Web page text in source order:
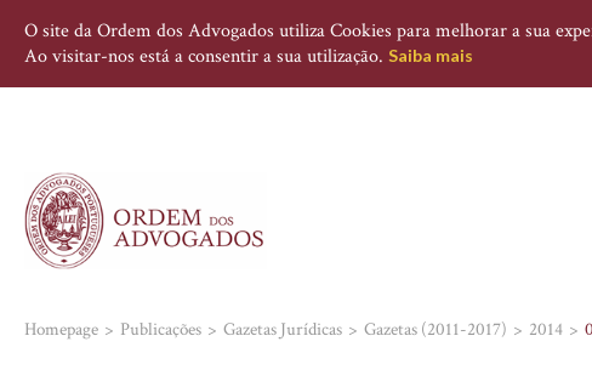
O site da Ordem dos Advogados utiliza Cookies para melhorar a sua
Ao visitar-nos está a consentir a sua utilização. Saiba mais
Homepage Publicações Gazetas Jurídicas Gazetas (2011-2017) 2014